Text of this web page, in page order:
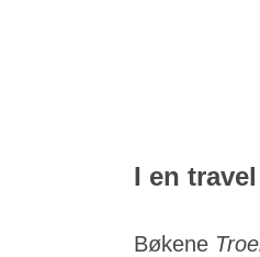
I en
Bøkene